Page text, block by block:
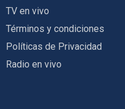
TV en vivo
Términos y condiciones
Políticas de Privacidad
Radio en vivo